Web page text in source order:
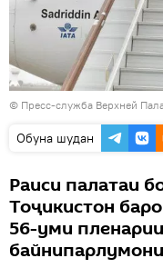
© Пресс-служба Верхней
Обуна шудан
Раиси палатаи
Тоҷикистон
56-уми